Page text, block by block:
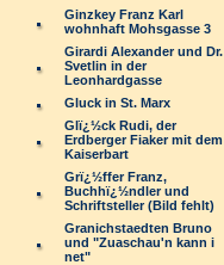
Ginzkey Franz Karl
wohnhaft Mohsgasse 3
Girardi Alexander und Dr.
Svetlin in der
Leonhardgasse
Gluck in St. Marx
Glï¿½ck Rudi, der
Erdberger Fiaker mit dem
Kaiserbart
Grï¿½ffer Franz,
Buchhï¿½ndler und
Schriftsteller (Bild fehlt)
Granichstaedten Bruno
und "Zuaschau'n kann i
net"